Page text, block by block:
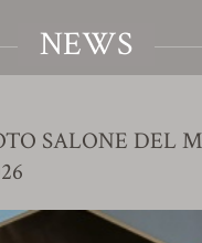
NEWS
SALONE DEL